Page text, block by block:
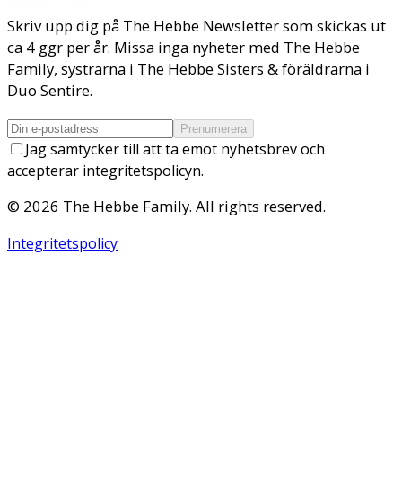
Skriv upp dig på The Hebbe Newsletter som skickas ut
ca 4 ggr per år. Missa inga nyheter med The Hebbe
Family, systrarna i The Hebbe Sisters & föräldrarna i
Duo Sentire.
Prenumerera
Jag samtycker till att ta emot nyhetsbrev och
accepterar integritetspolicyn.
© 2026 The Hebbe Family. All rights reserved.
Integritetspolicy